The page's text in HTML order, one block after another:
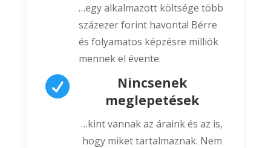
…egy alkalmazott költsége több
százezer forint havonta! Bérre
és folyamatos képzésre milliók
mennek el évente.

Nincsenek
meglepetések
…kint vannak az áraink és az is,
hogy miket tartalmaznak. Nem